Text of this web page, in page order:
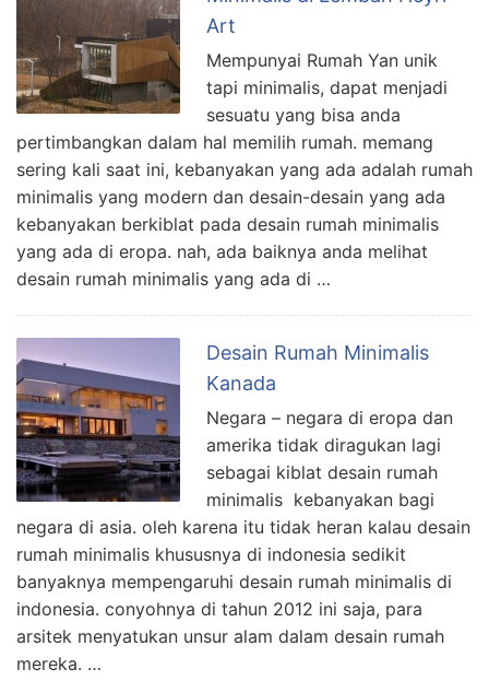
Art
Mempunyai Rumah Yan unik
tapi minimalis, dapat menjadi
sesuatu yang bisa anda
pertimbangkan dalam hal memilih rumah. memang
sering kali saat ini, kebanyakan yang ada adalah rumah
minimalis yang modern dan desain-desain yang ada
kebanyakan berkiblat pada desain rumah minimalis
yang ada di eropa. nah, ada baiknya anda melihat
desain rumah minimalis yang ada di …
Desain Rumah Minimalis
Kanada
Negara – negara di eropa dan
amerika tidak diragukan lagi
sebagai kiblat desain rumah
minimalis kebanyakan bagi
negara di asia. oleh karena itu tidak heran kalau desain
rumah minimalis khususnya di indonesia sedikit
banyaknya mempengaruhi desain rumah minimalis di
indonesia. conyohnya di tahun 2012 ini saja, para
arsitek menyatukan unsur alam dalam desain rumah
mereka. …